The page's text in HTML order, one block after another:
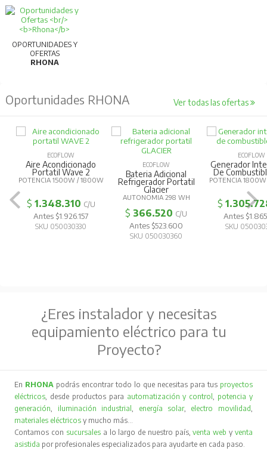
OPORTUNIDADES Y
OFERTAS
RHONA
Oportunidades RHONA Ver todas las ofertas
ECOFLOW
Aire Acondicionado
Portatil Wave 2
POTENCIA 1500W / 1800W
$ 1.348.310 C/U
Antes $1.926.157
SKU 050030330
ECOFLOW
Bateria Adicional
Refrigerador Portatil
Glacier
AUTONOMIA 298 WH
$ 366.520 C/U
Antes $523.600
SKU 050030360
ECOFLOW
Generador
De
POTENCIA
$
Antes
SKU
¿Eres instalador y necesitas
equipamiento eléctrico para tu
Proyecto?
En RHONA podrás encontrar todo lo que necesitas para tus proyectos
eléctricos, desde productos para automatización y control, potencia y
generación, iluminación industrial, energía solar, electro movilidad,
materiales eléctricos y mucho más…
Contamos con sucursales a lo largo de nuestro país,venta web y venta
asistida por profesionales especializados para ayudarte en cada paso.